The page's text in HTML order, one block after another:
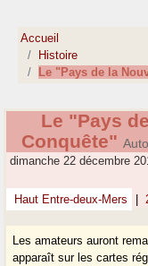
Accueil
Histoire
Le "Pays de la
Le "Pays
Conquête"
dimanche 22 décembre
Haut Entre-deux-Mers
Les amateurs auront
apparaît sur les cartes